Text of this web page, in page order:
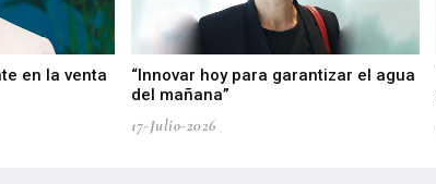
en la venta
“Innovar hoy para garantizar el agua
del mañana”
17-Julio-2026